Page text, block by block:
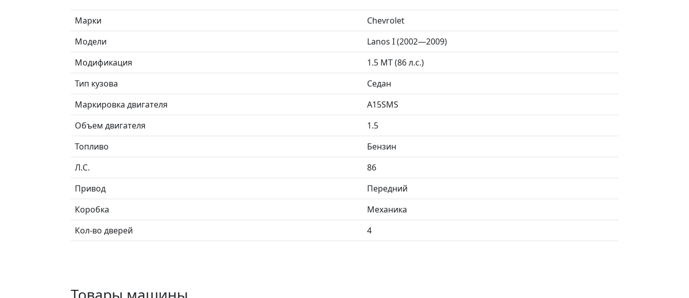
Марки
Chevrolet
Модели
Lanos I (2002—2009)
Модификация
1.5 MT (86 л.с.)
Тип кузова
Седан
Маркировка двигателя
A15SMS
Объем двигателя
1.5
Топливо
Бензин
Л.C.
86
Привод
Передний
Коробка
Механика
Кол-во дверей
4